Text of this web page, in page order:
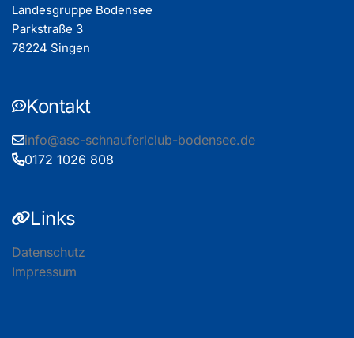
Landesgruppe Bodensee
Parkstraße 3
78224 Singen
Kontakt
info@asc-schnauferlclub-bodensee.de
0172 1026 808
Links
Datenschutz
Impressum